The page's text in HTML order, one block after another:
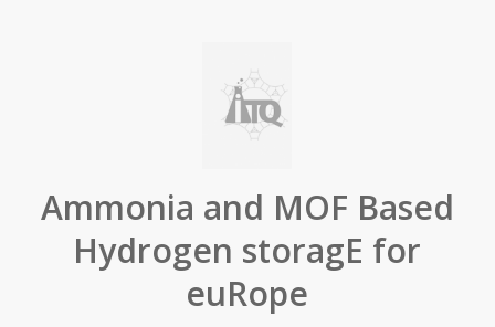
Ammonia and MOF Based
Hydrogen storagE for
euRope